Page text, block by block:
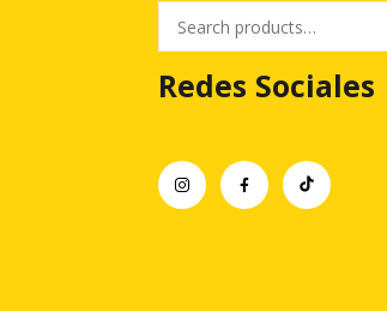
Redes Sociales